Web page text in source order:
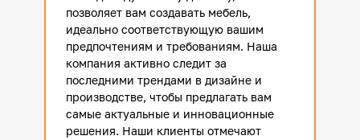
позволяет вам создавать мебель,
идеально соответствующую вашим
предпочтениям и требованиям. Наша
компания активно следит за
последними трендами в дизайне и
производстве, чтобы предлагать вам
самые актуальные и инновационные
решения. Наши клиенты отмечают